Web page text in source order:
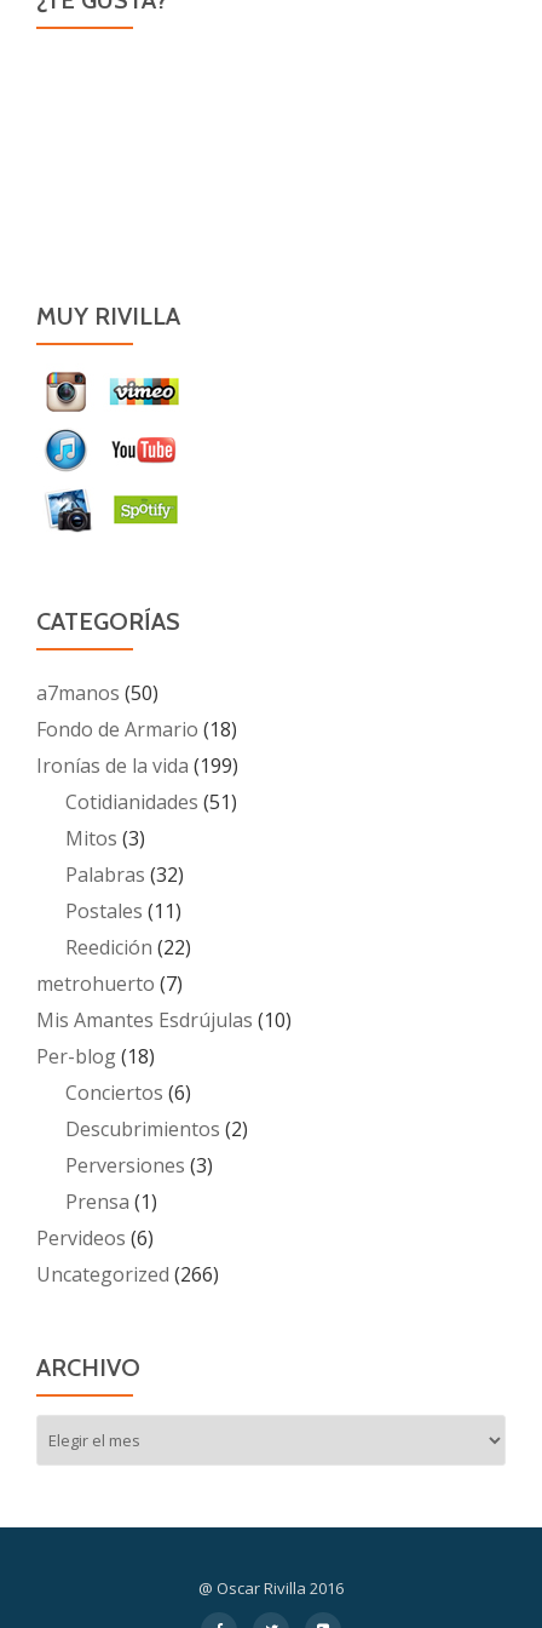
MUY RIVILLA
CATEGORÍAS
a7manos (50)
Fondo de Armario (18)
Ironías de la vida (199)
Cotidianidades (51)
Mitos (3)
Palabras (32)
Postales (11)
Reedición (22)
metrohuerto (7)
Mis Amantes Esdrújulas (10)
Per-blog(18)
Conciertos (6)
Descubrimientos (2)
Perversiones (3)
Prensa (1)
Pervideos (6)
Uncategorized (266)
ARCHIVO
@ Oscar Rivilla 2016